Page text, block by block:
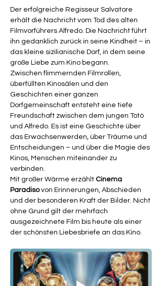
Der erfolgreiche Regisseur Salvatore
erhält die Nachricht vom Tod des alten
Filmvorführers Alfredo. Die Nachricht führt
ihn gedanklich zurück in seine Kindheit – in
das kleine sizilianische Dorf, in dem seine
große Liebe zum Kino begann.
Zwischen flimmernden Filmrollen,
überfüllten Kinosälen und den
Geschichten einer ganzen
Dorfgemeinschaft entsteht eine tiefe
Freundschaft zwischen dem jungen Totò
und Alfredo. Es ist eine Geschichte über
das Erwachsenwerden, über Träume und
Entscheidungen – und über die Magie des
Kinos, Menschen miteinander zu
verbinden.
Mit großer Wärme erzählt Cinema
Paradiso von Erinnerungen, Abschieden
und der besonderen Kraft der Bilder. Nicht
ohne Grund gilt der mehrfach
ausgezeichnete Film bis heute als einer
der schönsten Liebesbriefe an das Kino.